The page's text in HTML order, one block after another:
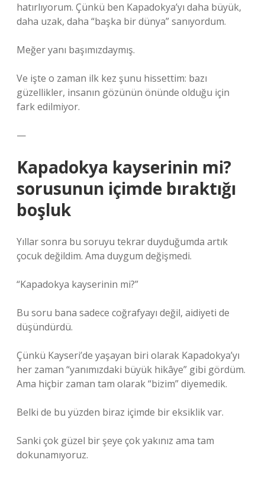
hatırlıyorum. Çünkü ben Kapadokya’yı daha büyük,
daha uzak, daha “başka bir dünya” sanıyordum.
Meğer yanı başımızdaymış.
Ve işte o zaman ilk kez şunu hissettim: bazı
güzellikler, insanın gözünün önünde olduğu için
fark edilmiyor.
—
Kapadokya kayserinin mi?
sorusunun içimde bıraktığı
boşluk
Yıllar sonra bu soruyu tekrar duyduğumda artık
çocuk değildim. Ama duygum değişmedi.
“Kapadokya kayserinin mi?”
Bu soru bana sadece coğrafyayı değil, aidiyeti de
düşündürdü.
Çünkü Kayseri’de yaşayan biri olarak Kapadokya’yı
her zaman “yanımızdaki büyük hikâye” gibi gördüm.
Ama hiçbir zaman tam olarak “bizim” diyemedik.
Belki de bu yüzden biraz içimde bir eksiklik var.
Sanki çok güzel bir şeye çok yakınız ama tam
dokunamıyoruz.